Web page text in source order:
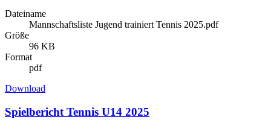
Dateiname
Mannschaftsliste Jugend trainiert Tennis 2025.pdf
Größe
96 KB
Format
pdf
Download
Spielbericht Tennis U14 2025